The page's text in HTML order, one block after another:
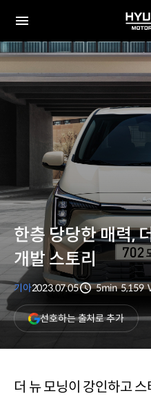
전체
메뉴
한층 당당한 매력,
개발 스토리
기아2023.07.05
5min 5,159
선호하는 출처로 추가(새
창
열림)
더 뉴 모닝이 강인하고